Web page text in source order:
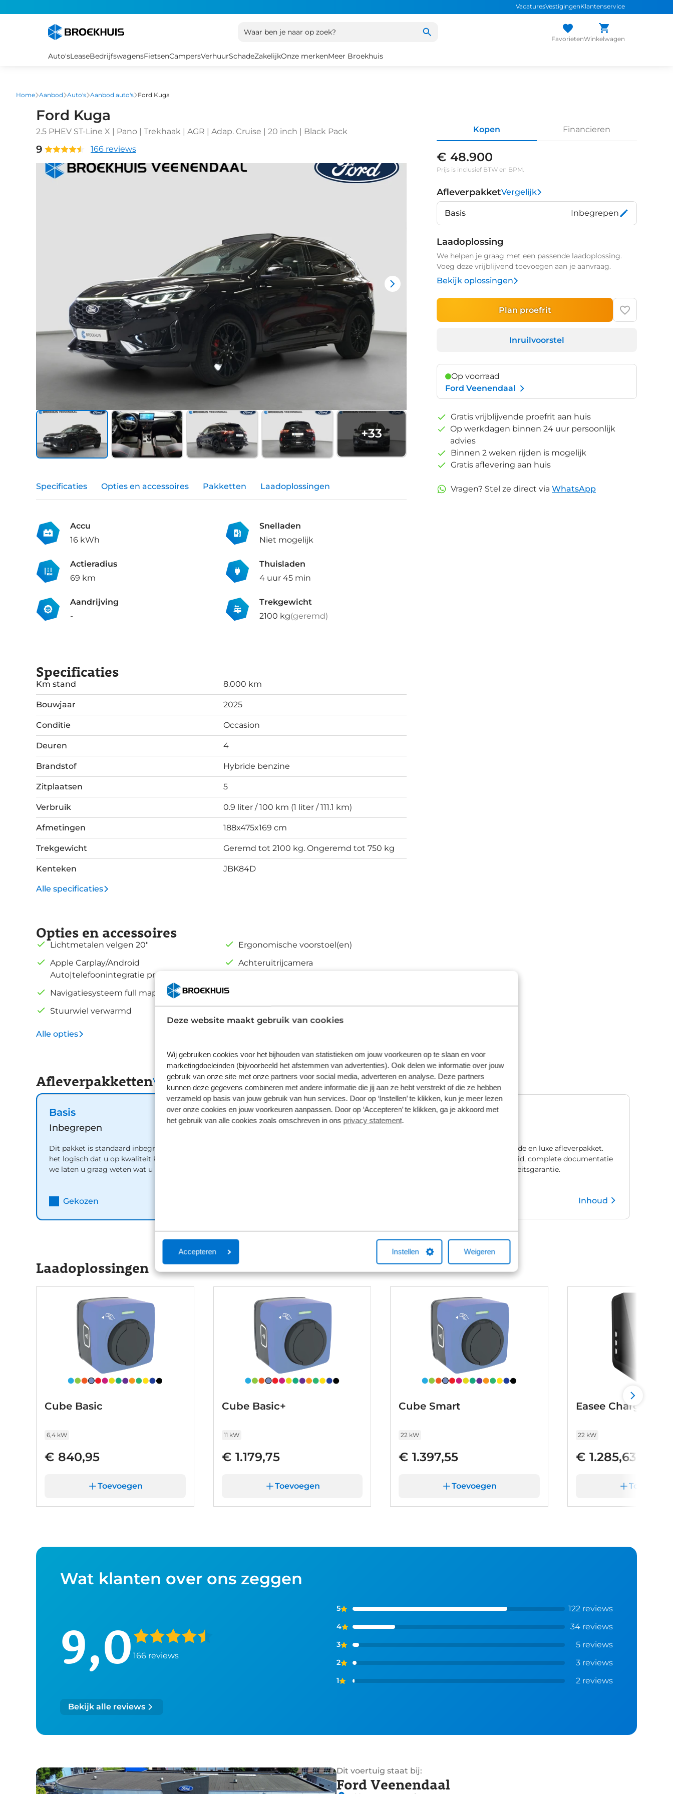
Deze website maakt gebruik van cookies
Wij gebruiken cookies voor het bijhouden van statistieken om jouw voorkeuren op te slaan en voor
marketingdoeleinden (bijvoorbeeld het afstemmen van advertenties). Ook delen we informatie over jouw
gebruik van onze site met onze partners voor social media, adverteren en analyse. Deze partners
kunnen deze gegevens combineren met andere informatie die jij aan ze hebt verstrekt of die ze hebben
verzameld op basis van jouw gebruik van hun services. Door op ‘Instellen’ te klikken, kun je meer lezen
over onze cookies en jouw voorkeuren aanpassen. Door op ‘Accepteren’ te klikken, ga je akkoord met
het gebruik van alle cookies zoals omschreven in ons privacy statement.
Accepteren Instellen Weigeren
VacaturesVestigingenKlantenservice
Waar ben je naar op zoek?
FavorietenWinkelwagen
Auto'sLeaseBedrijfswagensFietsenCampersVerhuurSchadeZakelijkOnze merkenMeer Broekhuis
Home Aanbod Auto's Aanbod auto's Ford Kuga
Ford Kuga
2.5 PHEV ST-Line X | Pano | Trekhaak | AGR | Adap. Cruise | 20 inch | Black Pack
9 166 reviews
+33
Kopen Financieren
€ 48.900
Prijs is inclusief BTW en BPM.
AfleverpakketVergelijk
Basis Inbegrepen
Laadoplossing
We helpen je graag met een passende laadoplossing.
Voeg deze vrijblijvend toevoegen aan je aanvraag.
Bekijk oplossingen
Plan proefrit
Inruilvoorstel
Op voorraad
Ford Veenendaal
Gratis vrijblijvende proefrit aan huis
Op werkdagen binnen 24 uur persoonlijk
advies
Binnen 2 weken rijden is mogelijk
Gratis aflevering aan huis
Vragen? Stel ze direct via WhatsApp
Specificaties Opties en accessoires Pakketten Laadoplossingen
Accu
16 kWh
Actieradius
69 km
Aandrijving
-
Snelladen
Niet mogelijk
Thuisladen
4 uur 45 min
Trekgewicht
2100 kg(geremd)
Specificaties
Km stand 8.000 km
Bouwjaar 2025
Conditie Occasion
Deuren 4
Brandstof Hybride benzine
Zitplaatsen 5
Verbruik 0.9 liter / 100 km (1 liter / 111.1 km)
Afmetingen 188x475x169 cm
Trekgewicht Geremd tot 2100 kg. Ongeremd tot 750 kg
Kenteken JBK84D
Alle specificaties
Opties en accessoires
Lichtmetalen velgen 20"
Apple Carplay/Android
Auto|telefoonintegratie premium
Navigatiesysteem full map
Stuurwiel verwarmd
Ergonomische voorstoel(en)
Achteruitrijcamera
Alle opties
AfleverpakkettenVergelijk
Basis
Inbegrepen
Dit pakket is standaard inbegrepen. We vinden
het logisch dat u op kwaliteit kunt rekenen en
we laten u graag weten wat u kunt verwachten.
Gekozen
Plus Premium
Ons meest uitgebreide en luxe afleverpakket.
Met één jaar zekerheid, complete documentatie
en natuurlijk mobiliteitsgarantie.
Inhoud
Laadoplossingen
Cube Basic
6,4 kW
€ 840,95
Toevoegen
Cube Basic+
11 kW
€ 1.179,75
Toevoegen
Cube Smart
22 kW
€ 1.397,55
Toevoegen
Easee Charge
22 kW
€ 1.285,63
Wat klanten over ons zeggen
9,0 166 reviews
5 122 reviews
4 34 reviews
3 5 reviews
2 3 reviews
1 2 reviews
Bekijk alle reviews
Dit voertuig staat bij:
Ford Veenendaal